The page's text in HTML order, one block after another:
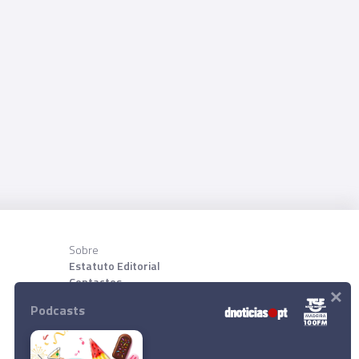
Sobre
Estatuto Editorial
Contactos
Download App
Podcasts ×